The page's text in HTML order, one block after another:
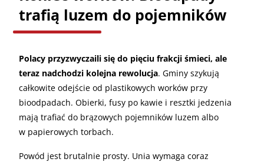
trafią luzem do pojemników
Polacy przyzwyczaili się do pięciu frakcji śmieci, ale
teraz nadchodzi kolejna rewolucja. Gminy szykują
całkowite odejście od plastikowych worków przy
bioodpadach. Obierki, fusy po kawie i resztki jedzenia
mają trafiać do brązowych pojemników luzem albo
w papierowych torbach.
Powód jest brutalnie prosty. Unia wymaga coraz